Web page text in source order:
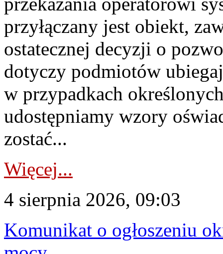
przyłączany jest obiekt,
ostatecznej decyzji o
dotyczy podmiotów
w przypadkach
udostępniamy wzory
zostać...
Więcej...
4 sierpnia 2026, 09:03
Komunikat o ogłoszeniu